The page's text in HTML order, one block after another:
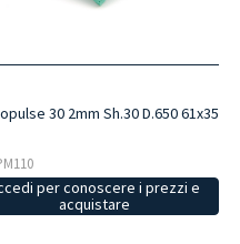
30 2mm Sh.30 D.650 61x35
per conoscere i prezzi e
acquistare